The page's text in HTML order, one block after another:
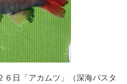
６日「アカムツ」（深海バスタ